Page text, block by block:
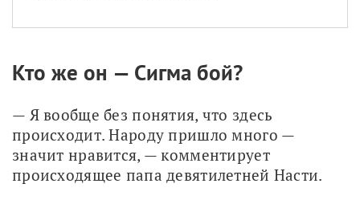
Кто же он — Сигма бой?
— Я вообще без понятия, что здесь
происходит. Народу пришло много —
значит нравится, — комментирует
происходящее папа девятилетней Насти.